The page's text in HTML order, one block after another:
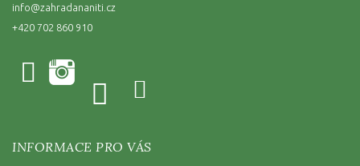
info@zahradananiti.cz
+420 702 860 910
INFORMACE PRO VÁS